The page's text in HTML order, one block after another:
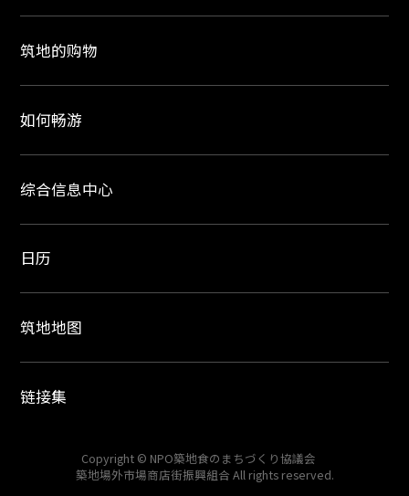
筑地的购物
如何畅游
综合信息中心
日历
筑地地图
链接集
Copyright © NPO築地食のまちづくり協議会
築地場外市場商店街振興組合 All rights reserved.